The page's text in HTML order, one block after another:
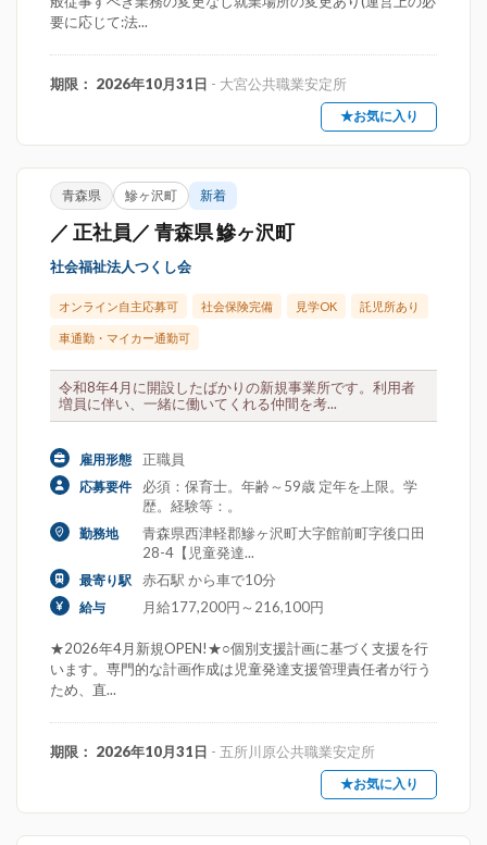
要に応じて:法...
期限： 2026年10月31日 - 大宮公共職業安定所
★お気に入り
青森県 鰺ヶ沢町 新着
／ 正社員／ 青森県 鰺ヶ沢町
社会福祉法人つくし会
オンライン自主応募可 社会保険完備 見学OK 託児所あり
車通勤・マイカー通勤可
令和8年4月に開設したばかりの新規事業所です。利用者
増員に伴い、一緒に働いてくれる仲間を考...
雇用形態 正職員
応募要件
必須：保育士。年齢～59歳 定年を上限。学
歴。経験等：。
勤務地
青森県西津軽郡鰺ヶ沢町大字館前町字後口田
28-4【児童発達...
最寄り駅 赤石駅 から車で10分
給与 月給177,200円～216,100円
★2026年4月新規OPEN!★○個別支援計画に基づく支援を行
います。専門的な計画作成は児童発達支援管理責任者が行う
ため、直...
期限： 2026年10月31日 - 五所川原公共職業安定所
★お気に入り